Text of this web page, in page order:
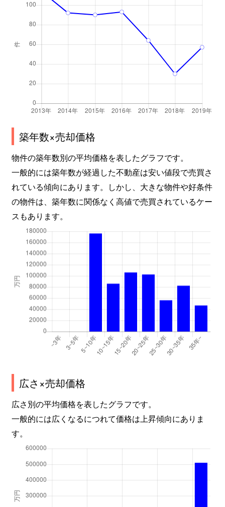
築年数×売却価格
物件の築年数別の平均価格を表したグラフです。
一般的には築年数が経過した不動産は安い値段で売買さ
れている傾向にあります。しかし、大きな物件や好条件
の物件は、築年数に関係なく高値で売買されているケー
スもあります。
広さ×売却価格
広さ別の平均価格を表したグラフです。
一般的には広くなるにつれて価格は上昇傾向にありま
す。